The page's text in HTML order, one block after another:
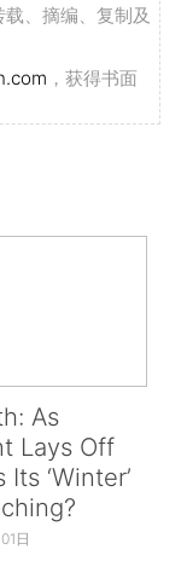
、摘编、复制及
，获得书面
As
Lays Off
‘Winter’
日